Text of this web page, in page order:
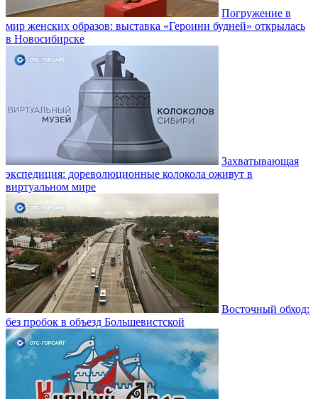
Погружение в
мир женских образов: выставка «Героини будней» открылась
в Новосибирске
Захватывающая
экспедиция: дореволюционные колокола оживут в
виртуальном мире
Восточный обход:
без пробок в объезд Большевистской